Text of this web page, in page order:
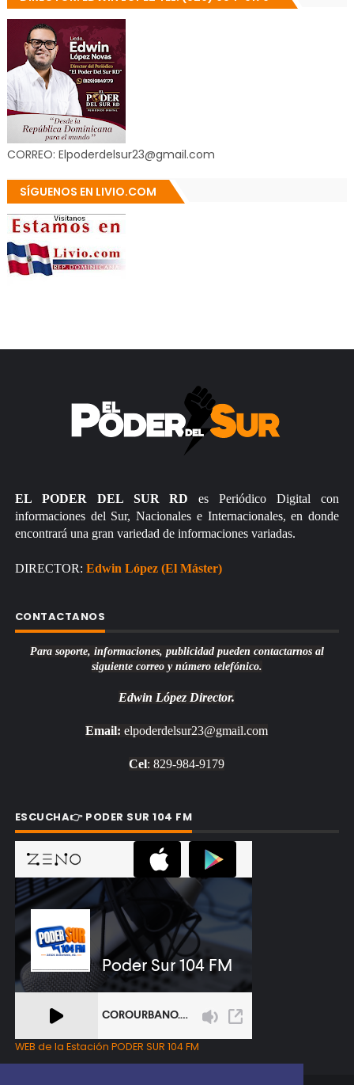
CORREO: Elpoderdelsur23@gmail.com
SÍGUENOS EN LIVIO.COM
EL PODER DEL SUR RD es Periódico Digital con
informaciones del Sur, Nacionales e Internacionales, en donde
encontrará una gran variedad de informaciones variadas.
DIRECTOR: Edwin López (El Máster)
CONTACTANOS
Para soporte, informaciones, publicidad pueden contactarnos al
siguiente correo y número telefónico.
Edwin López Director.
Email: elpoderdelsur23@gmail.com
Cel: 829-984-9179
ESCUCHA👉 PODER SUR 104 FM
WEB de la Estación PODER SUR 104 FM